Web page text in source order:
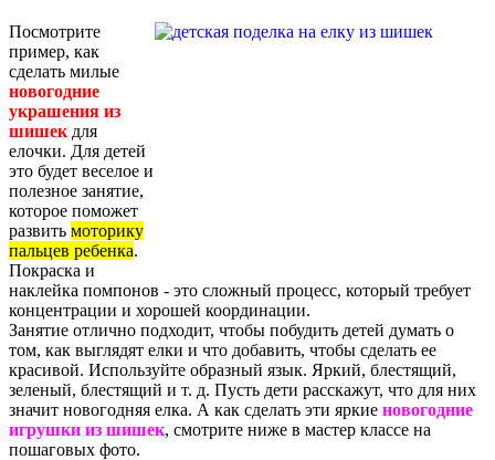
Посмотрите
пример, как
сделать милые
новогодние
украшения из
шишек для
елочки. Для детей
это будет веселое и
полезное занятие,
которое поможет
развить моторику
пальцев ребенка.
Покраска и
наклейка помпонов - это сложный процесс, который требует
концентрации и хорошей координации.
Занятие отлично подходит, чтобы побудить детей думать о
том, как выглядят елки и что добавить, чтобы сделать ее
красивой. Используйте образный язык. Яркий, блестящий,
зеленый, блестящий и т. д. Пусть дети расскажут, что для них
значит новогодняя елка. А как сделать эти яркие новогодние
игрушки из шишек, смотрите ниже в мастер классе на
пошаговых фото.